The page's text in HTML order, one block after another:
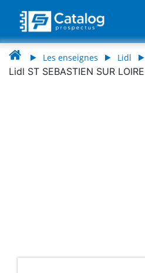
Les enseignes Lidl
Lidl ST SEBASTIEN SUR